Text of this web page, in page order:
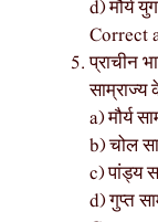
d) मौर्य युग
Correct
प्राचीन
साम्राज्य
a) मौर्य
b) चोल
c) पांड्य
d) गुप्त